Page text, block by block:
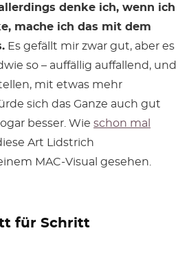
denke ich, wenn ich
mache ich das mit dem
Es gefällt mir zwar gut, aber es
so – auffällig auffallend, und
mit etwas mehr
sich das Ganze auch gut
besser. Wie schon mal
Art Lidstrich
MAC-Visual gesehen.
für Schritt